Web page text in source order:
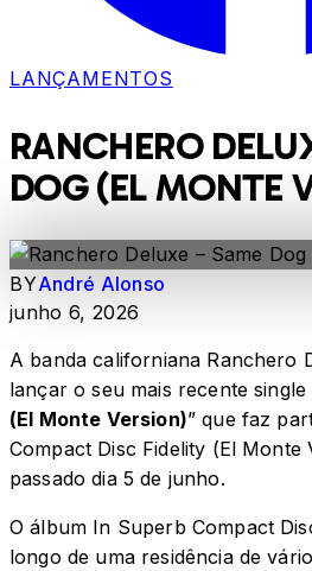
LANÇAMENTOS
RANCHERO
DOG (EL MONTE
BYAndré Alonso
junho 6, 2026
A banda californiana Ranchero
lançar o seu mais recente single
(El Monte Version)” que faz
Compact Disc Fidelity (El Monte
passado dia 5 de junho.
O álbum In Superb Compact
longo de uma residência de